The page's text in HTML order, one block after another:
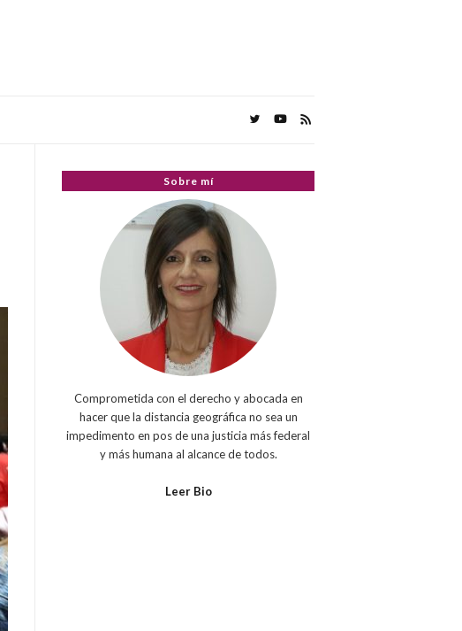
Sobre mí
Comprometida con el derecho y abocada en
hacer que la distancia geográfica no sea un
impedimento en pos de una justicia más federal
y más humana al alcance de todos.
Leer Bio